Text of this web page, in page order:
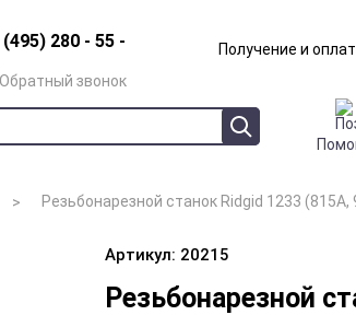
(495) 280 - 55 -
Обратный звонок
Получение и
Резьбонарезной станок Ridgid 1233 (815А,
Артикул: 20215
Резьбонарезной